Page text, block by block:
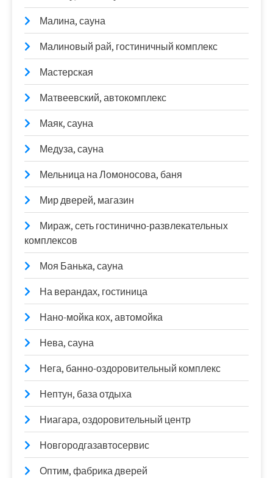
Малина, сауна
Малиновый рай, гостиничный комплекс
Мастерская
Матвеевский, автокомплекс
Маяк, сауна
Медуза, сауна
Мельница на Ломоносова, баня
Мир дверей, магазин
Мираж, сеть гостинично-развлекательных
комплексов
Моя Банька, сауна
На верандах, гостиница
Нано-мойка кох, автомойка
Нева, сауна
Нега, банно-оздоровительный комплекс
Нептун, база отдыха
Ниагара, оздоровительный центр
Новгородгазавтосервис
Оптим, фабрика дверей